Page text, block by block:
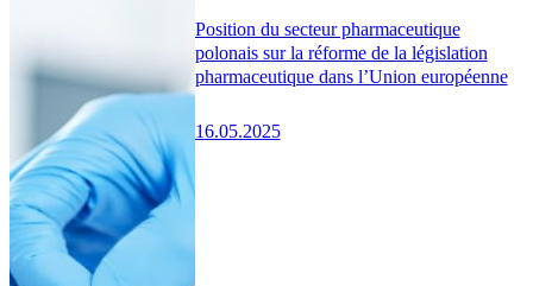
Position du secteur pharmaceutique
polonais sur la réforme de la législation
pharmaceutique dans l’Union européenne
16.05.2025